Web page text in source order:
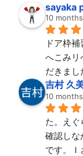
sayaka
10
ドア枠
へこみリ
だきまし
吉村 久
10
た。えぐ
確認しな
です。Ｉ